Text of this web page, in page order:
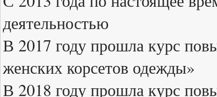
деятельностью
В 2017 году прошла курс
женских корсетов одежды»
В 2018 году прошла курс